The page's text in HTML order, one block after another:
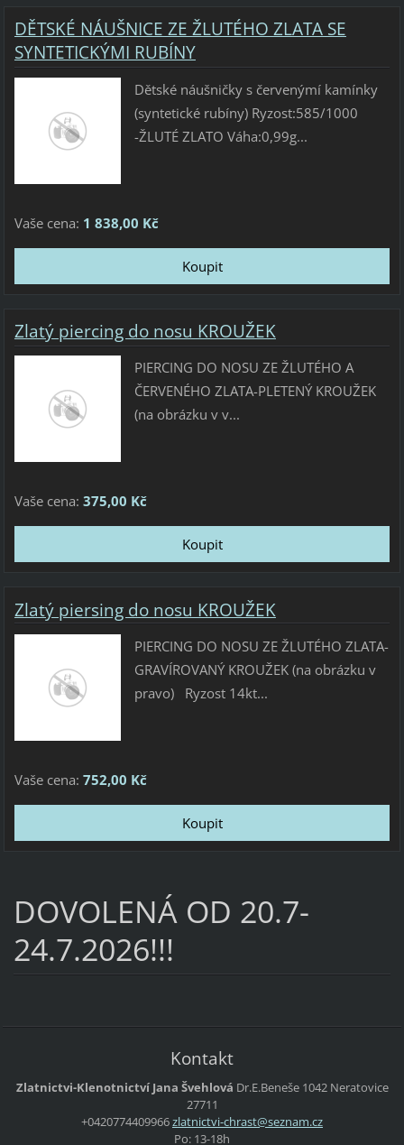
DĚTSKÉ NÁUŠNICE ZE ŽLUTÉHO ZLATA SE
SYNTETICKÝMI RUBÍNY
Dětské náušničky s červenýmí kamínky
(syntetické rubíny) Ryzost:585/1000
-ŽLUTÉ ZLATO Váha:0,99g...
Vaše cena: 1 838,00 Kč
Zlatý piercing do nosu KROUŽEK
PIERCING DO NOSU ZE ŽLUTÉHO A
ČERVENÉHO ZLATA-PLETENÝ KROUŽEK
(na obrázku v v...
Vaše cena: 375,00 Kč
Zlatý piersing do nosu KROUŽEK
PIERCING DO NOSU ZE ŽLUTÉHO ZLATA-
GRAVÍROVANÝ KROUŽEK (na obrázku v
pravo) Ryzost 14kt...
Vaše cena: 752,00 Kč
DOVOLENÁ OD 20.7-
24.7.2026!!!
Kontakt
Zlatnictvi-Klenotnictví Jana Švehlová Dr.E.Beneše 1042 Neratovice
27711
+0420774409966zlatnictvi-chrast@seznam.cz
Po: 13-18h